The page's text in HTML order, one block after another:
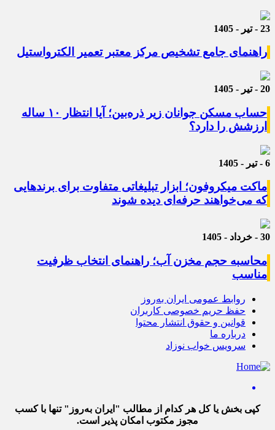
23 - تیر - 1405
راهنمای جامع تشخیص مرکز معتبر تعمیر الکترواستیل
20 - تیر - 1405
حساب مسکن جوانان زیر ذره‌بین؛ آیا انتظار ۱۰ ساله
ارزشش را دارد؟
6 - تیر - 1405
ماکت میکروفون؛ ابزار تبلیغاتی متفاوت برای برندهایی
که می‌خواهند حرفه‌ای دیده شوند
30 - خرداد - 1405
محاسبه حجم مخزن آب؛ راهنمای انتخاب ظرفیت
مناسب
روابط عمومی ایران به‌روز
حفظ حریم خصوصی کاربران
قوانین و حقوق انتشار محتوا
درباره ما
سرویس خواب نوزاد
کپی بخش یا کل هر کدام از مطالب "ایران به‌روز" تنها با کسب
مجوز مکتوب امکان پذیر است.